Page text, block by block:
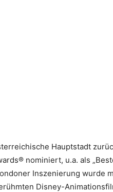
Hauptstadt
nominiert, u.a. als
Inszenierung wurde
Disney-